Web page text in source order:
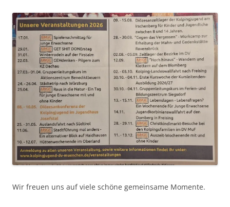
Wir freuen uns auf viele schöne gemeinsame Momente.